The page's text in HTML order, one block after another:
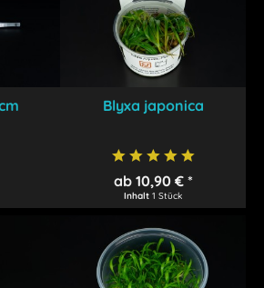
Blyxa japonica
ab 10,90 € *
Inhalt1 Stück